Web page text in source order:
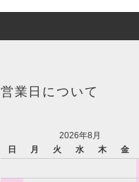
営業日について
2026年8月
日
月 火 水 木 金